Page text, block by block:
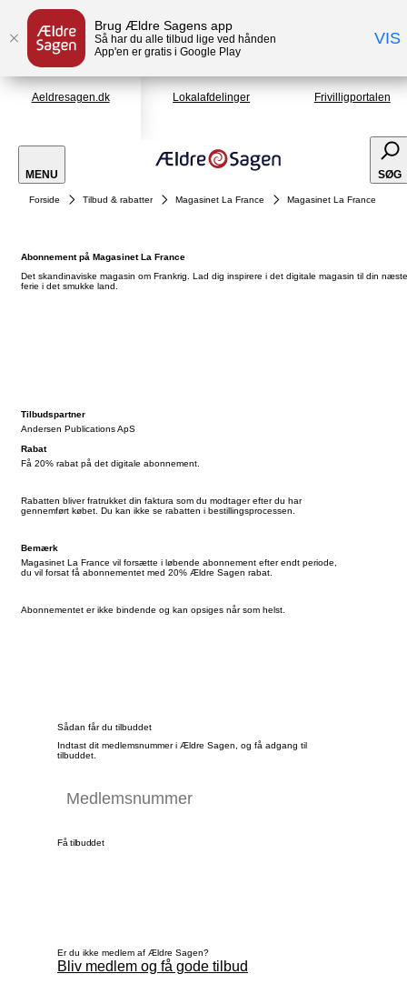
Brug Ældre Sagens app
Så har du alle tilbud lige ved hånden
App'en er gratis i Google Play
VIS
Aeldresagen.dk Lokalafdelinger Frivilligportalen
MENU SØG
Forside Tilbud & rabatter Magasinet La France Magasinet La France
Abonnement på Magasinet La France
Det skandinaviske magasin om Frankrig. Lad dig inspirere i det digitale magasin til din næste
ferie i det smukke land.
Tilbudspartner
Andersen Publications ApS
Rabat
Få 20% rabat på det digitale abonnement.
Rabatten bliver fratrukket din faktura som du modtager efter du har
gennemført købet. Du kan ikke se rabatten i bestillingsprocessen.
Bemærk
Magasinet La France vil forsætte i løbende abonnement efter endt periode,
du vil forsat få abonnementet med 20% Ældre Sagen rabat.
Abonnementet er ikke bindende og kan opsiges når som helst.
Sådan får du tilbuddet
Indtast dit medlemsnummer i Ældre Sagen, og få adgang til
tilbuddet.
Få tilbuddet
Er du ikke medlem af Ældre Sagen?
Bliv medlem og få gode tilbud